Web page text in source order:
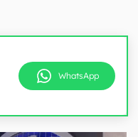
WhatsApp